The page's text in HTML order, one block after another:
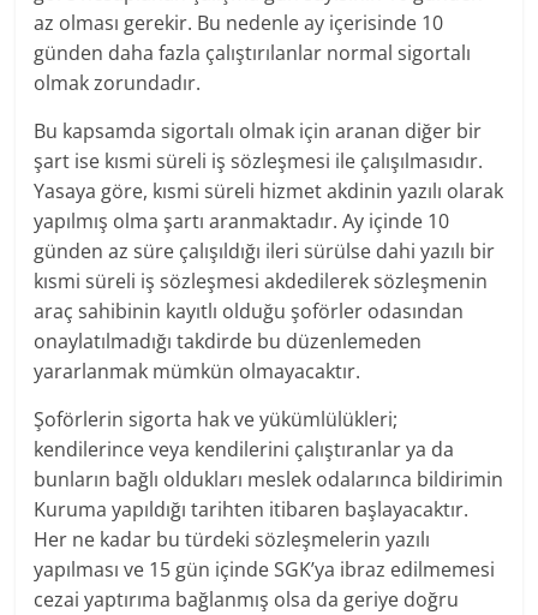
az olması gerekir. Bu nedenle ay içerisinde 10
günden daha fazla çalıştırılanlar normal sigortalı
olmak zorundadır.
Bu kapsamda sigortalı olmak için aranan diğer bir
şart ise kısmi süreli iş sözleşmesi ile çalışılmasıdır.
Yasaya göre, kısmi süreli hizmet akdinin yazılı olarak
yapılmış olma şartı aranmaktadır. Ay içinde 10
günden az süre çalışıldığı ileri sürülse dahi yazılı bir
kısmi süreli iş sözleşmesi akdedilerek sözleşmenin
araç sahibinin kayıtlı olduğu şoförler odasından
onaylatılmadığı takdirde bu düzenlemeden
yararlanmak mümkün olmayacaktır.
Şoförlerin sigorta hak ve yükümlülükleri;
kendilerince veya kendilerini çalıştıranlar ya da
bunların bağlı oldukları meslek odalarınca bildirimin
Kuruma yapıldığı tarihten itibaren başlayacaktır.
Her ne kadar bu türdeki sözleşmelerin yazılı
yapılması ve 15 gün içinde SGK’ya ibraz edilmemesi
cezai yaptırıma bağlanmış olsa da geriye doğru